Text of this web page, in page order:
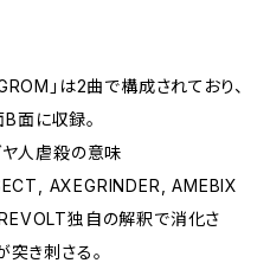
」は2曲で構成されており、
面に収録。
人虐殺の意味
AXEGRINDER, AMEBIX
独自の解釈で消化さ
き刺さる。